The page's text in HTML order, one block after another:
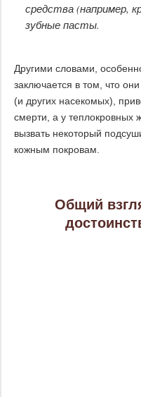
средства (например,
зубные пасты.
Другими словами,
заключается в том, что
(и других насекомых),
смерти, а у теплокровных
вызвать некоторый
кожным покровам.
Общий